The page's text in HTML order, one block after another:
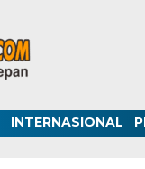
INTERNASIONAL